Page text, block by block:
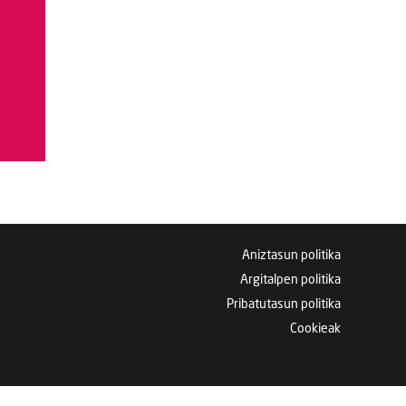
Aniztasun politika
Argitalpen politika
Pribatutasun politika
Cookieak